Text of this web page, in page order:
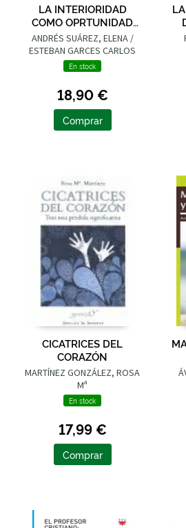
LA INTERIORIDAD
COMO OPRTUNIDAD
EDUCATIVA
ANDRÉS SUÁREZ, ELENA /
ESTEBAN GARCES CARLOS
En stock
18,90 €
Comprar
CICATRICES DEL
CORAZÓN
MARTÍNEZ GONZÁLEZ, ROSA
Mª
En stock
17,99 €
Comprar